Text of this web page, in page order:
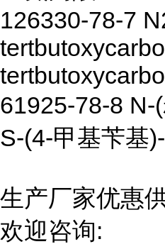
126330-78-7
61925-78-8 N-
S-(4-甲基苄基
生产厂家优惠
欢迎咨询: